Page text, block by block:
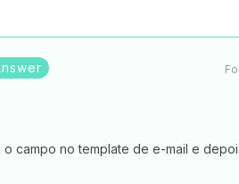
campo no template de e-mail e